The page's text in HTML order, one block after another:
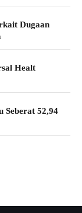
Dugaan
Healt
Seberat 52,94